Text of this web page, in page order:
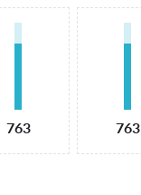
763 763